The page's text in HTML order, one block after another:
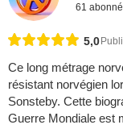
61
5,0
Ce long métrage
résistant norvégien
Sonsteby. Cette
Guerre Mondiale est